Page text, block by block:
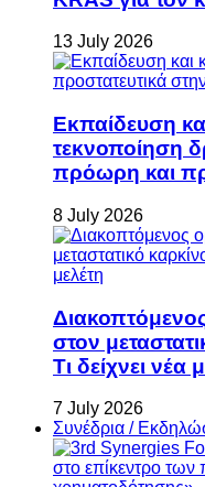
13 July 2026
Εκπαίδευση
τεκνοποίηση
πρόωρη και
8 July 2026
στον
Τι δείχνει νέα
7 July 2026
Συνέδρια /